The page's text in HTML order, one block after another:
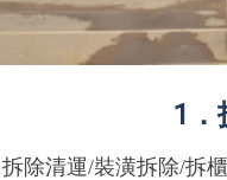
1．
拆除清運/裝潢拆除/拆